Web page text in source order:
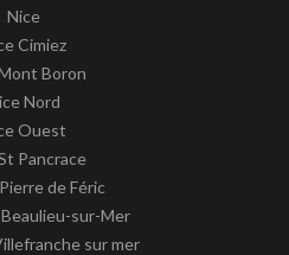
Nice
Cimiez
Boron
Nord
Ouest
Pancrace
de Féric
sur-Mer
sur mer